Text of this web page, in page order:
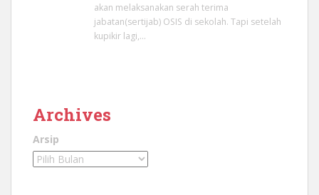
akan melaksanakan serah terima
jabatan(sertijab) OSIS di sekolah. Tapi setelah
kupikir lagi,…
Archives
Arsip